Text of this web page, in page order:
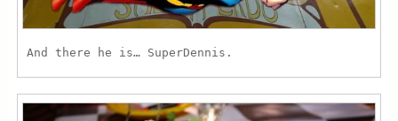
And there he is… SuperDennis.